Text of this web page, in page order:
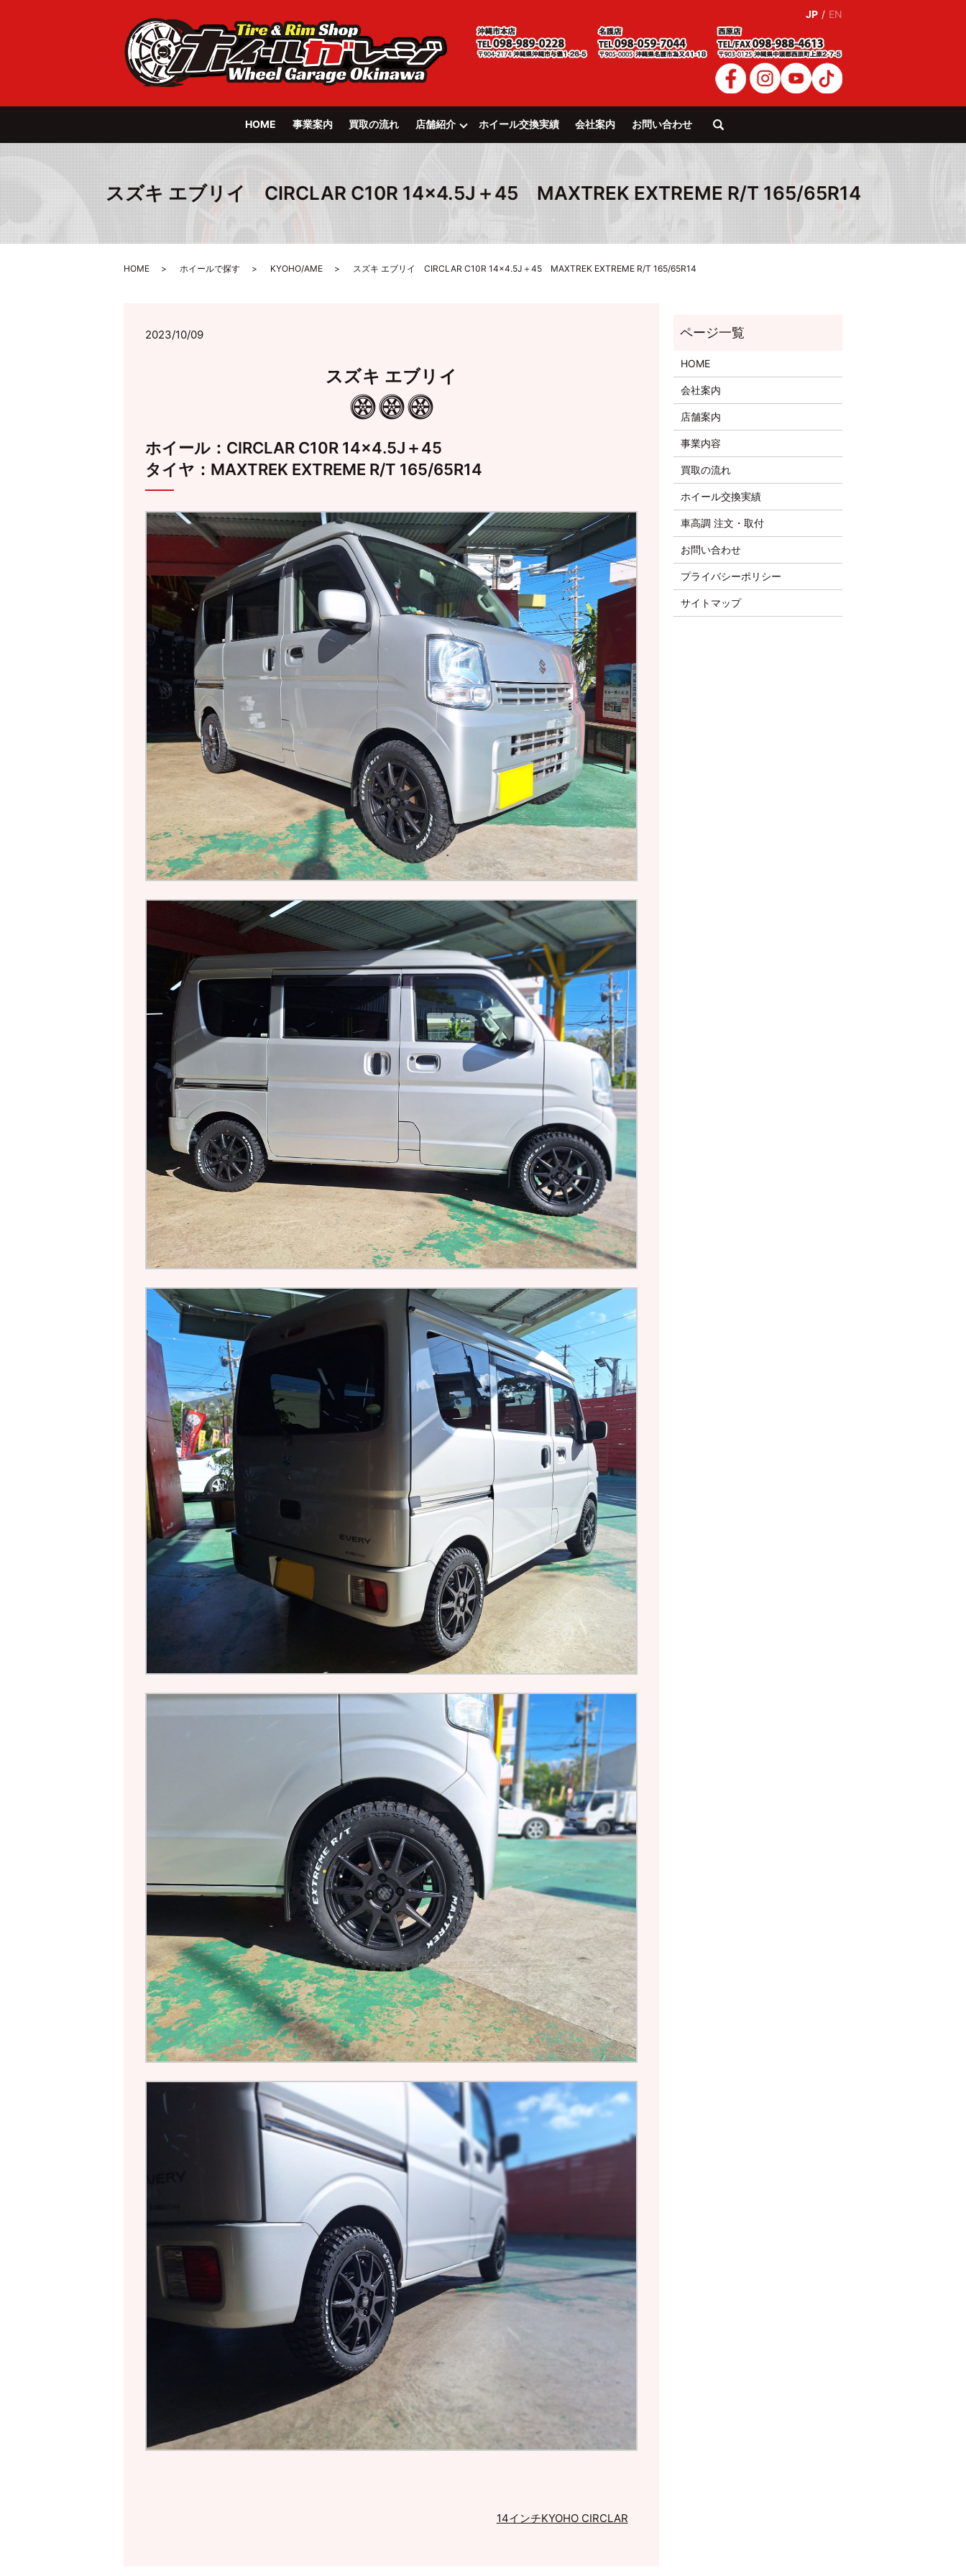
JP / EN
HOME 事業案内 買取の流れ 店舗紹介 ホイール交換実績 会社案内 お問い合わせ
search
スズキ エブリイ CIRCLAR C10R 14×4.5J＋45 MAXTREK EXTREME R/T 165/65R14
HOME ホイールで探す KYOHO/AME スズキ エブリイ CIRCLAR C10R 14×4.5J＋45 MAXTREK EXTREME R/T 165/65R14
2023/10/09
スズキ エブリイ
ホイール：CIRCLAR C10R 14×4.5J＋45
タイヤ：MAXTREK EXTREME R/T 165/65R14
14インチKYOHO CIRCLAR
HOME
会社案内
店舗案内
事業内容
買取の流れ
ホイール交換実績
車高調 注文・取付
お問い合わせ
プライバシーポリシー
サイトマップ